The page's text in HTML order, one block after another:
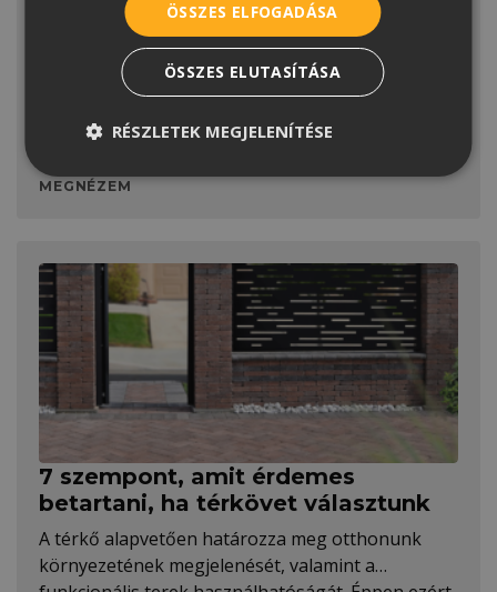
Ezeket a tetőépítési trendeket
vedd figyelembe, ha építkezel
Jövőálló megoldások, előregyártás,
fenntarthatóság, komplex rendszerek – a
trendek megmutatják, milyen irányba érdemes
MEGNÉZEM
7 szempont, amit érdemes
betartani, ha térkövet választunk
A térkő alapvetően határozza meg otthonunk
környezetének megjelenését, valamint a
ÖSSZES ELFOGADÁSA
ÖSSZES ELUTASÍTÁSA
RÉSZLETEK MEGJELENÍTÉSE